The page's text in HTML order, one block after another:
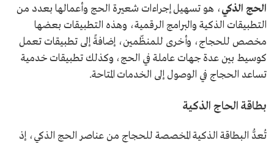
الحج الذكي، هو تسهيل إجراءات شعيرة الحج وأعمالها بعدد من
التطبيقات الذكية والبرامج الرقمية، وهذه التطبيقات بعضها
مخصص للحجاج، وأخرى للمنظّمين، إضافةً إلى تطبيقات تعمل
كوسيط بين عدة جهات عاملة في الحج، وكذلك تطبيقات خدمية
تساعد الحجاج في الوصول إلى الخدمات المتاحة.
بطاقة الحاج الذكية
تُعدُّ البطاقة الذكية المخصصة للحجاج من عناصر الحج الذكي، إذ